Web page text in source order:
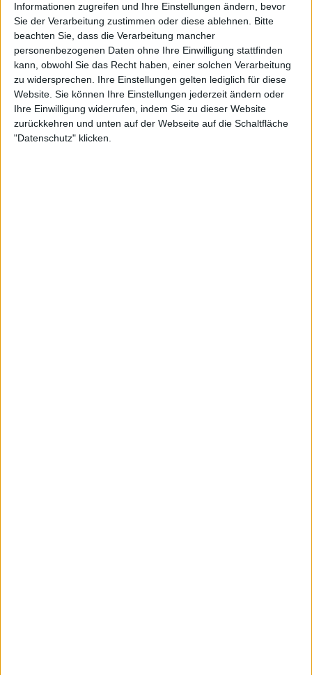
Informationen zugreifen und Ihre Einstellungen ändern, bevor
Sie der Verarbeitung zustimmen oder diese ablehnen. Bitte
beachten Sie, dass die Verarbeitung mancher
personenbezogenen Daten ohne Ihre Einwilligung stattfinden
kann, obwohl Sie das Recht haben, einer solchen Verarbeitung
zu widersprechen. Ihre Einstellungen gelten lediglich für diese
Website. Sie können Ihre Einstellungen jederzeit ändern oder
Ihre Einwilligung widerrufen, indem Sie zu dieser Website
zurückkehren und unten auf der Webseite auf die Schaltfläche
"Datenschutz" klicken.
Ein gutes Beispiel ist da „Mirror Image“ . Das war einer
der ersten Tracks, die vom Grundgerüst her seit 2015
feststanden. Es gab schon ein Intro, der Text und die Riffs.
Komplett fertig, so wie er jetzt ist, ist er aber erst seit
Ende 2017/ Anfang 2018. Das zeigt, dass wir eigentlich
immer am Schreiben sind. Diesmal haben wir uns aber
auch echt mal Zeit genommen. Zeit dafür, dass am Ende
ein Produkt da ist, auf das wirklich alle 120% stolz sind.